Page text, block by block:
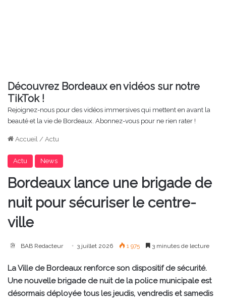
Découvrez Bordeaux en vidéos sur notre
TikTok !
Rejoignez-nous pour des vidéos immersives qui mettent en avant la
beauté et la vie de Bordeaux. Abonnez-vous pour ne rien rater !
Accueil / Actu
Actu News
Bordeaux lance une brigade de
nuit pour sécuriser le centre-
ville
BAB Redacteur 3 juillet 2026 1 975 3 minutes de lecture
La Ville de Bordeaux renforce son dispositif de sécurité.
Une nouvelle brigade de nuit de la police municipale est
désormais déployée tous les jeudis, vendredis et samedis